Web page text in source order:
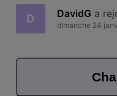
D DavidG a
dimanche 24